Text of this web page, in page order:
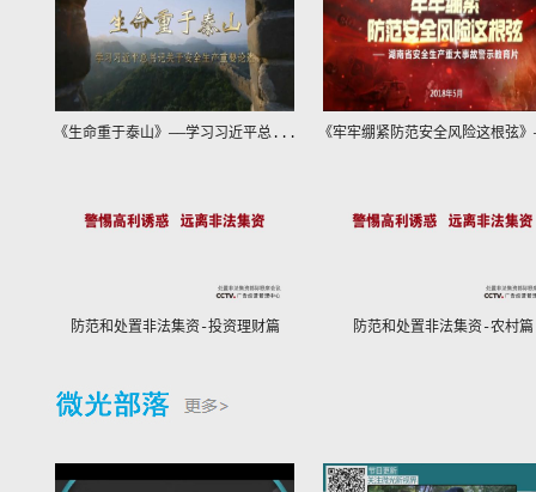
《生命重于泰山》——学习习近平总... 《牢牢绷紧防范安全风险这根弦
防范和处置非法集资-投资理财篇 防范和处置非法集资-农村篇